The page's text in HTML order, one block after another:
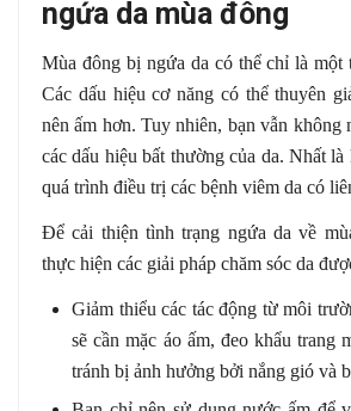
ngứa da mùa đông
Mùa đông bị ngứa da có thể chỉ là một
Các dấu hiệu cơ năng có thể thuyên
nên ấm hơn. Tuy nhiên, bạn vẫn không
các dấu hiệu bất thường của da. Nhất
quá trình điều trị các bệnh viêm da có
Để cải thiện tình trạng ngứa da về
thực hiện các giải pháp chăm sóc da
Giảm thiểu các tác động từ môi
sẽ cần mặc áo ấm, đeo khẩu trang
tránh bị ảnh hưởng bởi nắng gió và